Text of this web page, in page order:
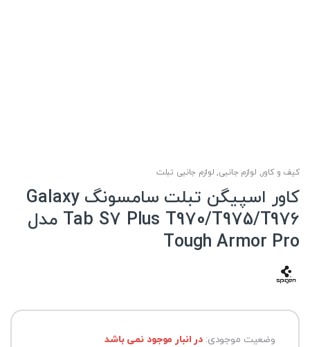
کیف و کاور, لوازم جانبی, لوازم جانبی تبلت
کاور اسپیگن تبلت سامسونگ Galaxy
Tab S7 Plus T970/T975/T976 مدل
Tough Armor Pro
وضعیت موجودی:در انبار موجود نمی باشد